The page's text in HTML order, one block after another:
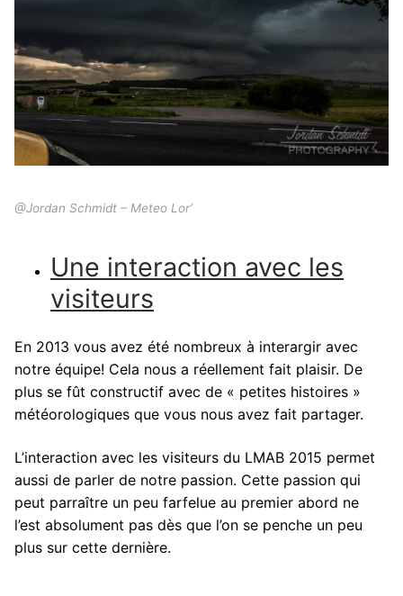
@Jordan Schmidt – Meteo Lor’
Une interaction avec les
visiteurs
En 2013 vous avez été nombreux à interargir avec
notre équipe! Cela nous a réellement fait plaisir. De
plus se fût constructif avec de « petites histoires »
météorologiques que vous nous avez fait partager.
L’interaction avec les visiteurs du LMAB 2015 permet
aussi de parler de notre passion. Cette passion qui
peut parraître un peu farfelue au premier abord ne
l’est absolument pas dès que l’on se penche un peu
plus sur cette dernière.